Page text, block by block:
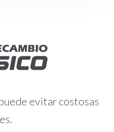
evitar costosas